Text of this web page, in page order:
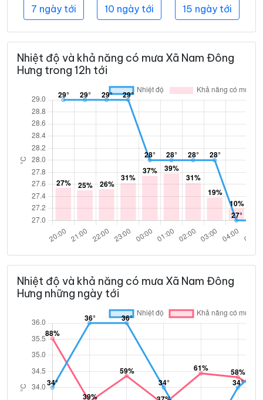
7 ngày tới 10 ngày tới 15 ngày tới
Nhiệt độ và khả năng có mưa Xã Nam Đông
Hưng trong 12h tới
Nhiệt độ và khả năng có mưa Xã Nam Đông
Hưng những ngày tới